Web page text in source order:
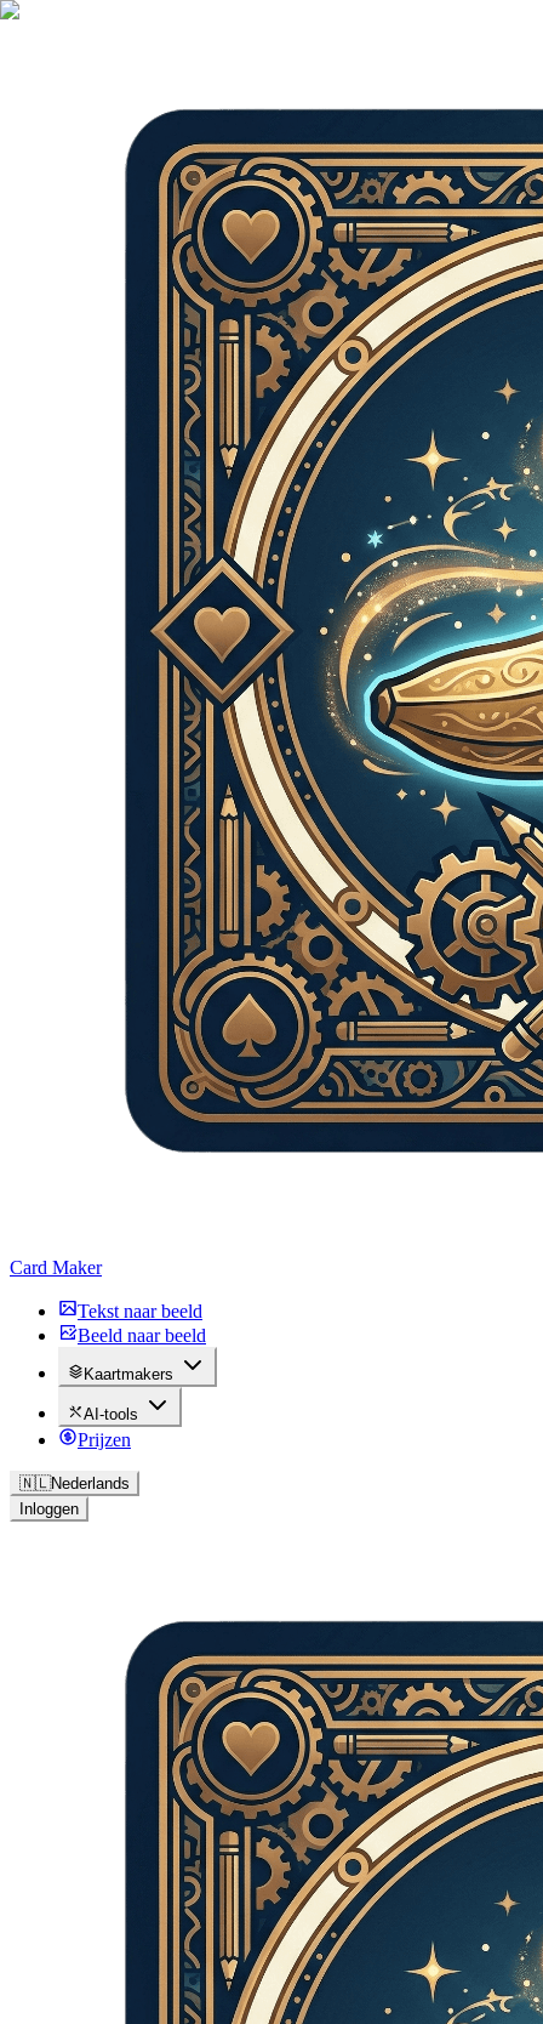
Card Maker
Tekst naar beeld
Beeld naar beeld
Kaartmakers
AI-tools
Prijzen
🇳🇱Nederlands
Inloggen